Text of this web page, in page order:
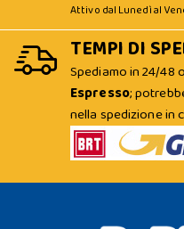
Attivo dal Lunedì al
TEMPI DI
Spediamo in 24/48
Espresso;
nella spedizione in